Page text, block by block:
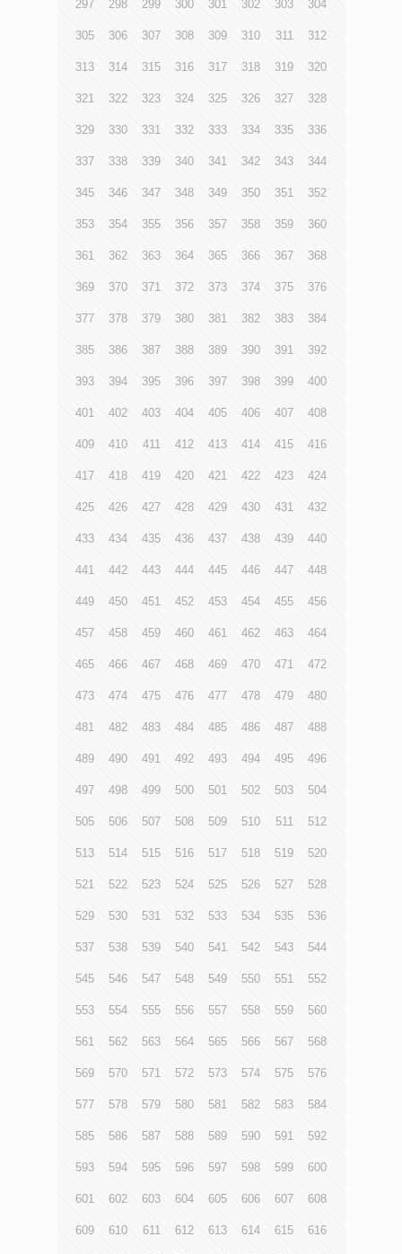
297 298 299 300 301 302 303 304
305 306 307 308 309 310 311 312
313 314 315 316 317 318 319 320
321 322 323 324 325 326 327 328
329 330 331 332 333 334 335 336
337 338 339 340 341 342 343 344
345 346 347 348 349 350 351 352
353 354 355 356 357 358 359 360
361 362 363 364 365 366 367 368
369 370 371 372 373 374 375 376
377 378 379 380 381 382 383 384
385 386 387 388 389 390 391 392
393 394 395 396 397 398 399 400
401 402 403 404 405 406 407 408
409 410 411 412 413 414 415 416
417 418 419 420 421 422 423 424
425 426 427 428 429 430 431 432
433 434 435 436 437 438 439 440
441 442 443 444 445 446 447 448
449 450 451 452 453 454 455 456
457 458 459 460 461 462 463 464
465 466 467 468 469 470 471 472
473 474 475 476 477 478 479 480
481 482 483 484 485 486 487 488
489 490 491 492 493 494 495 496
497 498 499 500 501 502 503 504
505 506 507 508 509 510 511 512
513 514 515 516 517 518 519 520
521 522 523 524 525 526 527 528
529 530 531 532 533 534 535 536
537 538 539 540 541 542 543 544
545 546 547 548 549 550 551 552
553 554 555 556 557 558 559 560
561 562 563 564 565 566 567 568
569 570 571 572 573 574 575 576
577 578 579 580 581 582 583 584
585 586 587 588 589 590 591 592
593 594 595 596 597 598 599 600
601 602 603 604 605 606 607 608
609 610 611 612 613 614 615 616